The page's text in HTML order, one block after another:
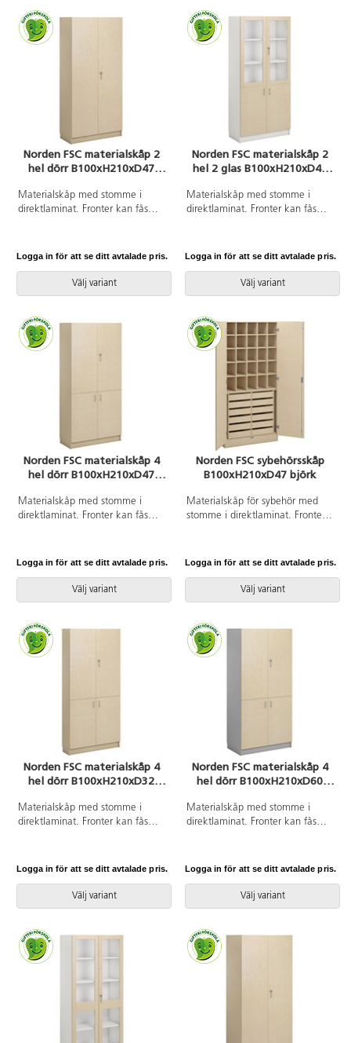
Norden FSC materialskåp 2
hel dörr B100xH210xD47
Materialskåp med stomme i
direktlaminat. Fronter kan fås
hyllplan varav 3 flyttbara, 2 hela
nycklar) och 170 graders
öppningsvinkel.
Logga in för att se ditt avtalade pris.
Välj variant
Norden FSC materialskåp 2
hel 2 glas B100xH210xD47
Materialskåp med stomme i
direktlaminat. Fronter kan fås
hyllplan varav 3 flyttbara, 2
(inkl. 2 nycklar) och 2 hela dörrar
med handtag. 170 graders
på fronten gör att den får en
extremt tålig yta.
Logga in för att se ditt avtalade pris.
Välj variant
Norden FSC materialskåp 4
hel dörr B100xH210xD47
Materialskåp med stomme i
direktlaminat. Fronter kan fås
hyllplan varav 3 flyttbara, 4 hela
dörrparet (inkl. 2 nycklar) och
170 graders öppningsvinkel.
att den får en extremt tålig yta.
Logga in för att se ditt avtalade pris.
Välj variant
Norden FSC sybehörsskåp
B100xH210xD47 björk
Materialskåp för sybehör med
stomme i direktlaminat. Fronter
högtryckslaminat. Inredd med 25
med spanjolettlås (inkl. 2
nycklar), 170 graders
på fronten gör att den får en
extremt tålig yta.
Logga in för att se ditt avtalade pris.
Välj variant
Norden FSC materialskåp 4
hel dörr B100xH210xD32
Materialskåp med stomme i
direktlaminat. Fronter kan fås
hyllplan varav 3 flyttbara, 4 hela
dörrparet (inkl. 2 nycklar) och
170 graders öppningsvinkel.
att den får en extremt tålig yta.
Logga in för att se ditt avtalade pris.
Välj variant
Norden FSC materialskåp 4
hel dörr B100xH210xD60
Materialskåp med stomme i
direktlaminat. Fronter kan fås
hyllplan varav 3 flyttbara, 4 hela
dörrparet (inkl. 2 nycklar) och
170 graders öppningsvinkel.
att den får en extremt tålig yta.
Logga in för att se ditt avtalade pris.
Välj variant